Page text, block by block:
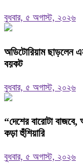
বুধবার, ৫ অগাস্ট, ২০২৬
অডিটোরিয়াম ছাড়লেন
বয়কট
বুধবার, ৫ অগাস্ট, ২০২৬
“দেশের বারোটা
কড়া হুঁশিয়ারি
বুধবার, ৫ অগাস্ট, ২০২৬